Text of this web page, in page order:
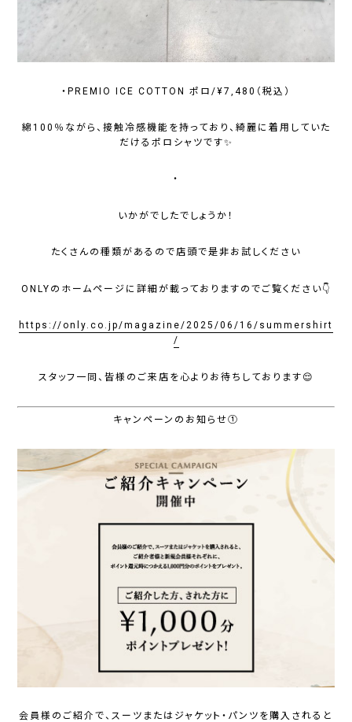
・PREMIO ICE COTTON ポロ/¥7,480（税込）
綿100％ながら、接触冷感機能を持っており、綺麗に着用していた
だけるポロシャツです✨
・
いかがでしたでしょうか！
たくさんの種類があるので店頭で是非お試しください
ONLYのホームページに詳細が載っておりますのでご覧ください👇
https://only.co.jp/magazine/2025/06/16/summershirt
/
スタッフ一同、皆様のご来店を心よりお待ちしております😌
キャンペーンのお知らせ①
会員様のご紹介で、スーツまたはジャケット・パンツを購入されると